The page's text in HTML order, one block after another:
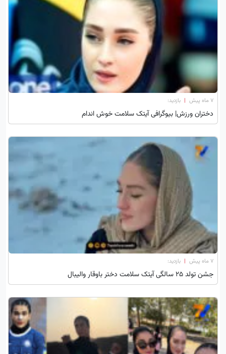
۷ ماه پیش | بازدید:
دختران ورزش| بیوگرافی آیتک سلامت خوش اندام
۷ ماه پیش | بازدید:
جشن تولد 25 سالگی آیتک سلامت دختر باوقار والیبال